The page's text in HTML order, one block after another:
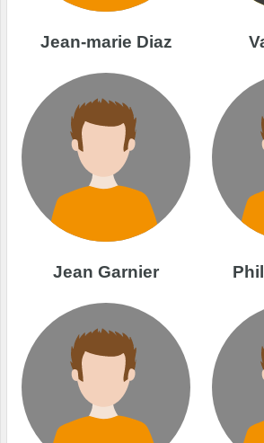
Jean-marie Diaz
Jean Garnier